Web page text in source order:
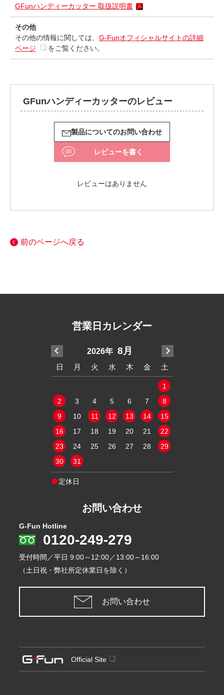
GFunハンディーカッター 取扱説明書
その他
その他の情報に関しては、 G-Funオフィシャルサイトの詳細
ページ
をご覧ください。
GFunハンディーカッターのレビュー
製品についてのお問い合わせ
レビューを書く
レビューはありません
前のページへ戻る
営業日カレンダー
2026年 8月
日 月 火 水 木 金 土
1
2
3 4 5 6 7
8
9
10 11 12 13 14
15
16
17 18 19 20 21
22
23
24 25 26 27 28
29
30
31
定休日
お問い合わせ
G-Fun Hotline
0120-249-279
受付時間／平日 9:00～12:00／13:00～16:00
（土日祝・弊社所定休業日を除く）
お問い合わせ
Official Site